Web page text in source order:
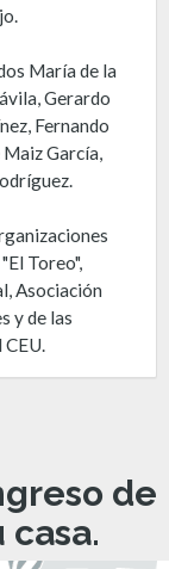
María de la
Gerardo
Fernando
Maiz García,
Toreo",
Asociación
y de las
de